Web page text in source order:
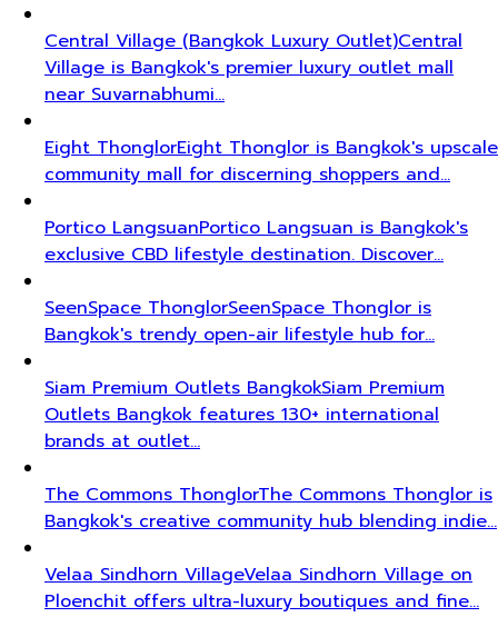
Central Village (Bangkok Luxury Outlet)Central
Village is Bangkok's premier luxury outlet mall
near Suvarnabhumi…
Eight ThonglorEight Thonglor is Bangkok's upscale
community mall for discerning shoppers and…
Portico LangsuanPortico Langsuan is Bangkok's
exclusive CBD lifestyle destination. Discover…
SeenSpace ThonglorSeenSpace Thonglor is
Bangkok's trendy open-air lifestyle hub for…
Siam Premium Outlets BangkokSiam Premium
Outlets Bangkok features 130+ international
brands at outlet…
The Commons ThonglorThe Commons Thonglor is
Bangkok's creative community hub blending indie…
Velaa Sindhorn VillageVelaa Sindhorn Village on
Ploenchit offers ultra-luxury boutiques and fine…